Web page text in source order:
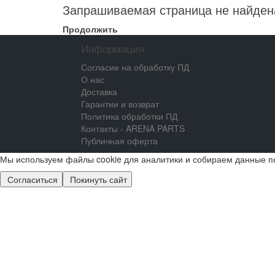
Запрашиваемая страница не
Продолжить
Информация
Согласие на обработку ПД
О нас
Доставка
Гарантии и возврат
Политика обработки ПД
Контакты - ARENA PARTS
Публичная оферта
Мы используем файлы cookie для аналитики и собираем данные
Согласиться
Покинуть сайт